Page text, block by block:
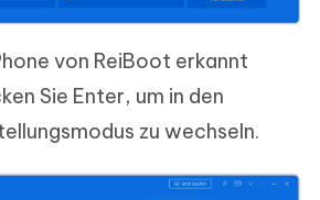
von ReiBoot erkannt
Sie Enter, um in den
zu wechseln.